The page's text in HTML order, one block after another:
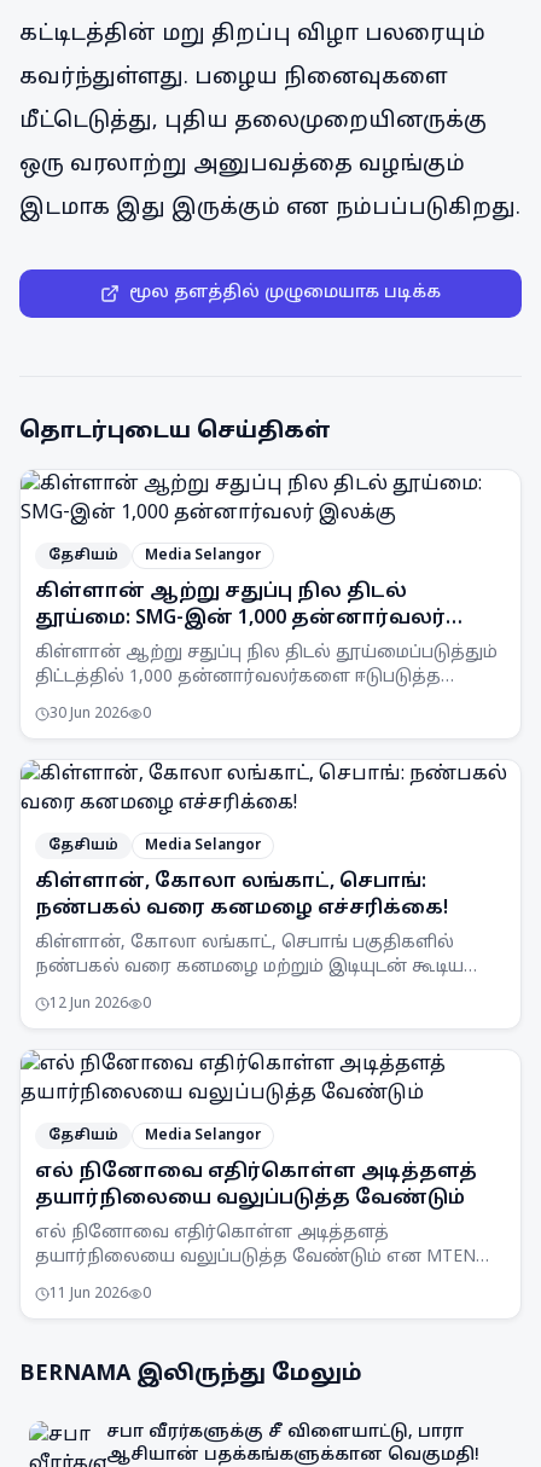
கட்டிடத்தின் மறு திறப்பு விழா பலரையும்
கவர்ந்துள்ளது. பழைய நினைவுகளை
மீட்டெடுத்து, புதிய தலைமுறையினருக்கு
ஒரு வரலாற்று அனுபவத்தை வழங்கும்
இடமாக இது இருக்கும் என நம்பப்படுகிறது.
மூல தளத்தில் முழுமையாக படிக்க
தொடர்புடைய செய்திகள்
தேசியம் Media Selangor
கிள்ளான் ஆற்று சதுப்பு நில திடல்
தூய்மை: SMG-இன் 1,000 தன்னார்வலர்
இலக்கு
கிள்ளான் ஆற்று சதுப்பு நில திடல் தூய்மைப்படுத்தும்
திட்டத்தில் 1,000 தன்னார்வலர்களை ஈடுபடுத்த
வைத்துள்ளது.
30 Jun 2026 0
தேசியம் Media Selangor
கிள்ளான், கோலா லங்காட், செபாங்:
நண்பகல் வரை கனமழை எச்சரிக்கை!
கிள்ளான், கோலா லங்காட், செபாங் பகுதிகளில்
நண்பகல் வரை கனமழை மற்றும் இடியுடன் கூடிய
எச்சரிக்கை விடுத்துள்ளது.
12 Jun 2026 0
தேசியம் Media Selangor
எல் நினோவை எதிர்கொள்ள அடித்தளத்
தயார்நிலையை வலுப்படுத்த வேண்டும்
எல் நினோவை எதிர்கொள்ள அடித்தளத்
தயார்நிலையை வலுப்படுத்த வேண்டும் என MTEN
விழிப்புணர்வு அதிகரிக்கப்படும்.
11 Jun 2026 0
BERNAMAஇலிருந்து மேலும்
சபா வீரர்களுக்கு சீ விளையாட்டு, பாரா
ஆசியான் பதக்கங்களுக்கான வெகுமதி!